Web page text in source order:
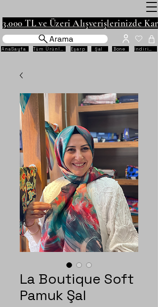
AnaSayfa Tüm Ürünler Eşarp Şal Bone
Arama
3.000 TL ve Üzeri Alışverişlerinizde
İndirimli
La Boutique Soft
Pamuk Şal